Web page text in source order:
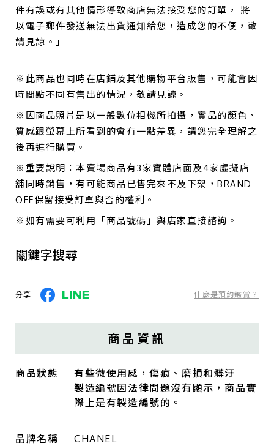
件有誤或有其他情形導致商店無法接受您的訂單， 將
以電子郵件發送無法出貨通知給您，造成您的不便，敬
請見諒。」
※此商品也同時在店鋪及其他購物平台販售，可能會因
時間點不同有售出的情況，敬請見諒。
※因商品照片是以一般數位相機所拍攝，實品的顏色、
質感跟螢幕上所看到的會有一點差異，請您完全理解之
後再進行購買。
※重要說明：本賣場商品有3家實體店面及4家虛擬店
舖同時銷售，有可能商品已售完來不及下架，BRAND
OFF保留接受訂單與否的權利。
※如有需要可利用「商品號碼」與店家直接諮詢。
關鍵字搜尋
分享 什麼是預約鑑賞？
商品資訊
商品狀態
有些微使用感，傷痕、磨損和髒汙
製造編號因法律問題沒有顯示，商品實
際上是有製造編號的。
品牌名稱 CHANEL